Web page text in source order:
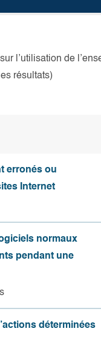
l’utilisation de
résultats)
erronés ou
Internet
normaux
pendant une
déterminées